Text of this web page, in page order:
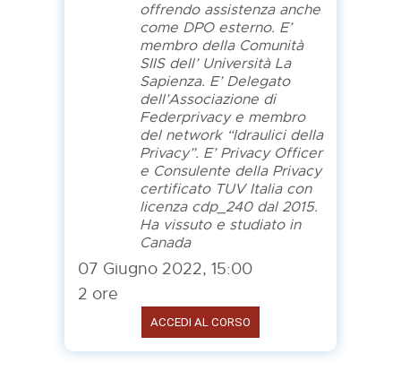
offrendo assistenza anche
come DPO esterno. E’
membro della Comunità
SIIS dell’ Università La
Sapienza. E’ Delegato
dell’Associazione di
Federprivacy e membro
del network “Idraulici della
Privacy”. E’ Privacy Officer
e Consulente della Privacy
certificato TUV Italia con
licenza cdp_240 dal 2015.
Ha vissuto e studiato in
Canada
07 Giugno 2022, 15:00
2 ore
ACCEDI AL CORSO